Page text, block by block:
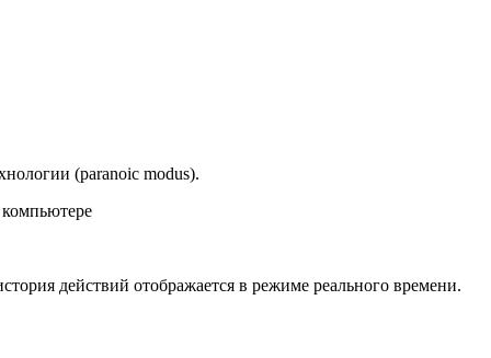
(paranoic modus).
компьютере
действий отображается в режиме реального времени.